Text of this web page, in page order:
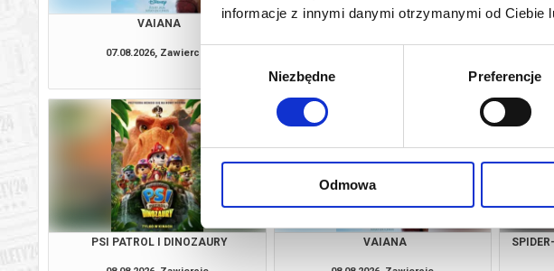
informacje z innymi danymi otrzymanymi od Ciebie
Niezbędne Preferencje
Odmowa
VAIANA
07.08.2026, Zawiercie
PSI PATROL I DINOZAURY
kup bilet
PSI PATROL I DINOZAURY VAIANA